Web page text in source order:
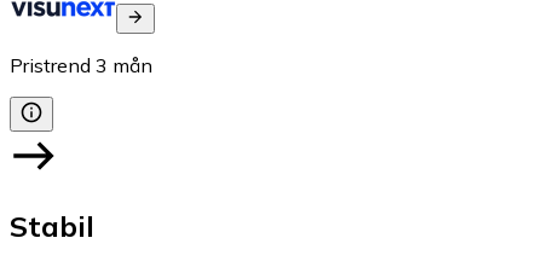
Pristrend 3 mån
Stabil